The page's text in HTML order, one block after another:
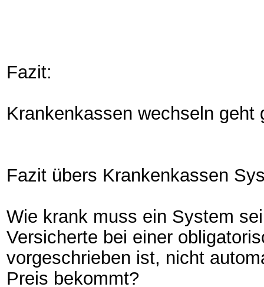
Fazit:
Krankenkassen wechseln geht
Fazit übers Krankenkassen
Wie krank muss ein System
Versicherte bei einer
vorgeschrieben ist, nicht
Preis bekommt?